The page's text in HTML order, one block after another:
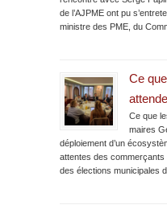
de l’AJPME ont pu
ministre des PME, du
Ce
Ce que
maires
déploiement d’un
attentes des commerçants
des élections municipales